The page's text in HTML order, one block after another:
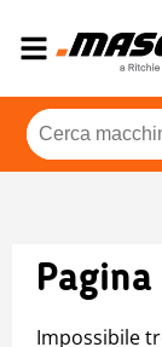
Impossibile